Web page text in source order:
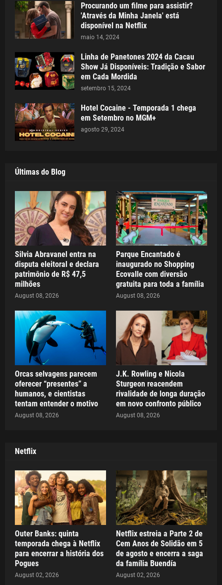
Procurando um filme para assistir?
'Através da Minha Janela' está
disponível na Netflix
maio 14, 2024
Linha de Panetones 2024 da Cacau
Show Já Disponíveis: Tradição e Sabor
em Cada Mordida
setembro 15, 2024
Hotel Cocaine - Temporada 1 chega
em Setembro no MGM+
agosto 29, 2024
Últimas do Blog
Silvia Abravanel entra na
disputa eleitoral e declara
patrimônio de R$ 47,5
milhões
August 08, 2026
Parque Encantado é
inaugurado no Shopping
Ecovalle com diversão
gratuita para toda a família
August 08, 2026
Orcas selvagens parecem
oferecer “presentes” a
humanos, e cientistas
tentam entender o motivo
August 08, 2026
J.K. Rowling e Nicola
Sturgeon reacendem
rivalidade de longa duração
em novo confronto público
August 08, 2026
Netflix
Outer Banks: quinta
temporada chega à Netflix
para encerrar a história dos
Pogues
August 02, 2026
Netflix estreia a Parte 2 de
Cem Anos de Solidão em 5
de agosto e encerra a saga
da família Buendía
August 02, 2026